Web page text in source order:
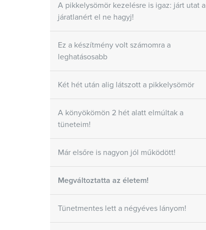
A pikkelysömör kezelésre is igaz: járt utat a
járatlanért el ne hagyj!
Ez a készítmény volt számomra a
leghatásosabb
Két hét után alig látszott a pikkelysömör
A könyökömön 2 hét alatt elmúltak a
tüneteim!
Már elsőre is nagyon jól működött!
Megváltoztatta az életem!
Tünetmentes lett a négyéves lányom!